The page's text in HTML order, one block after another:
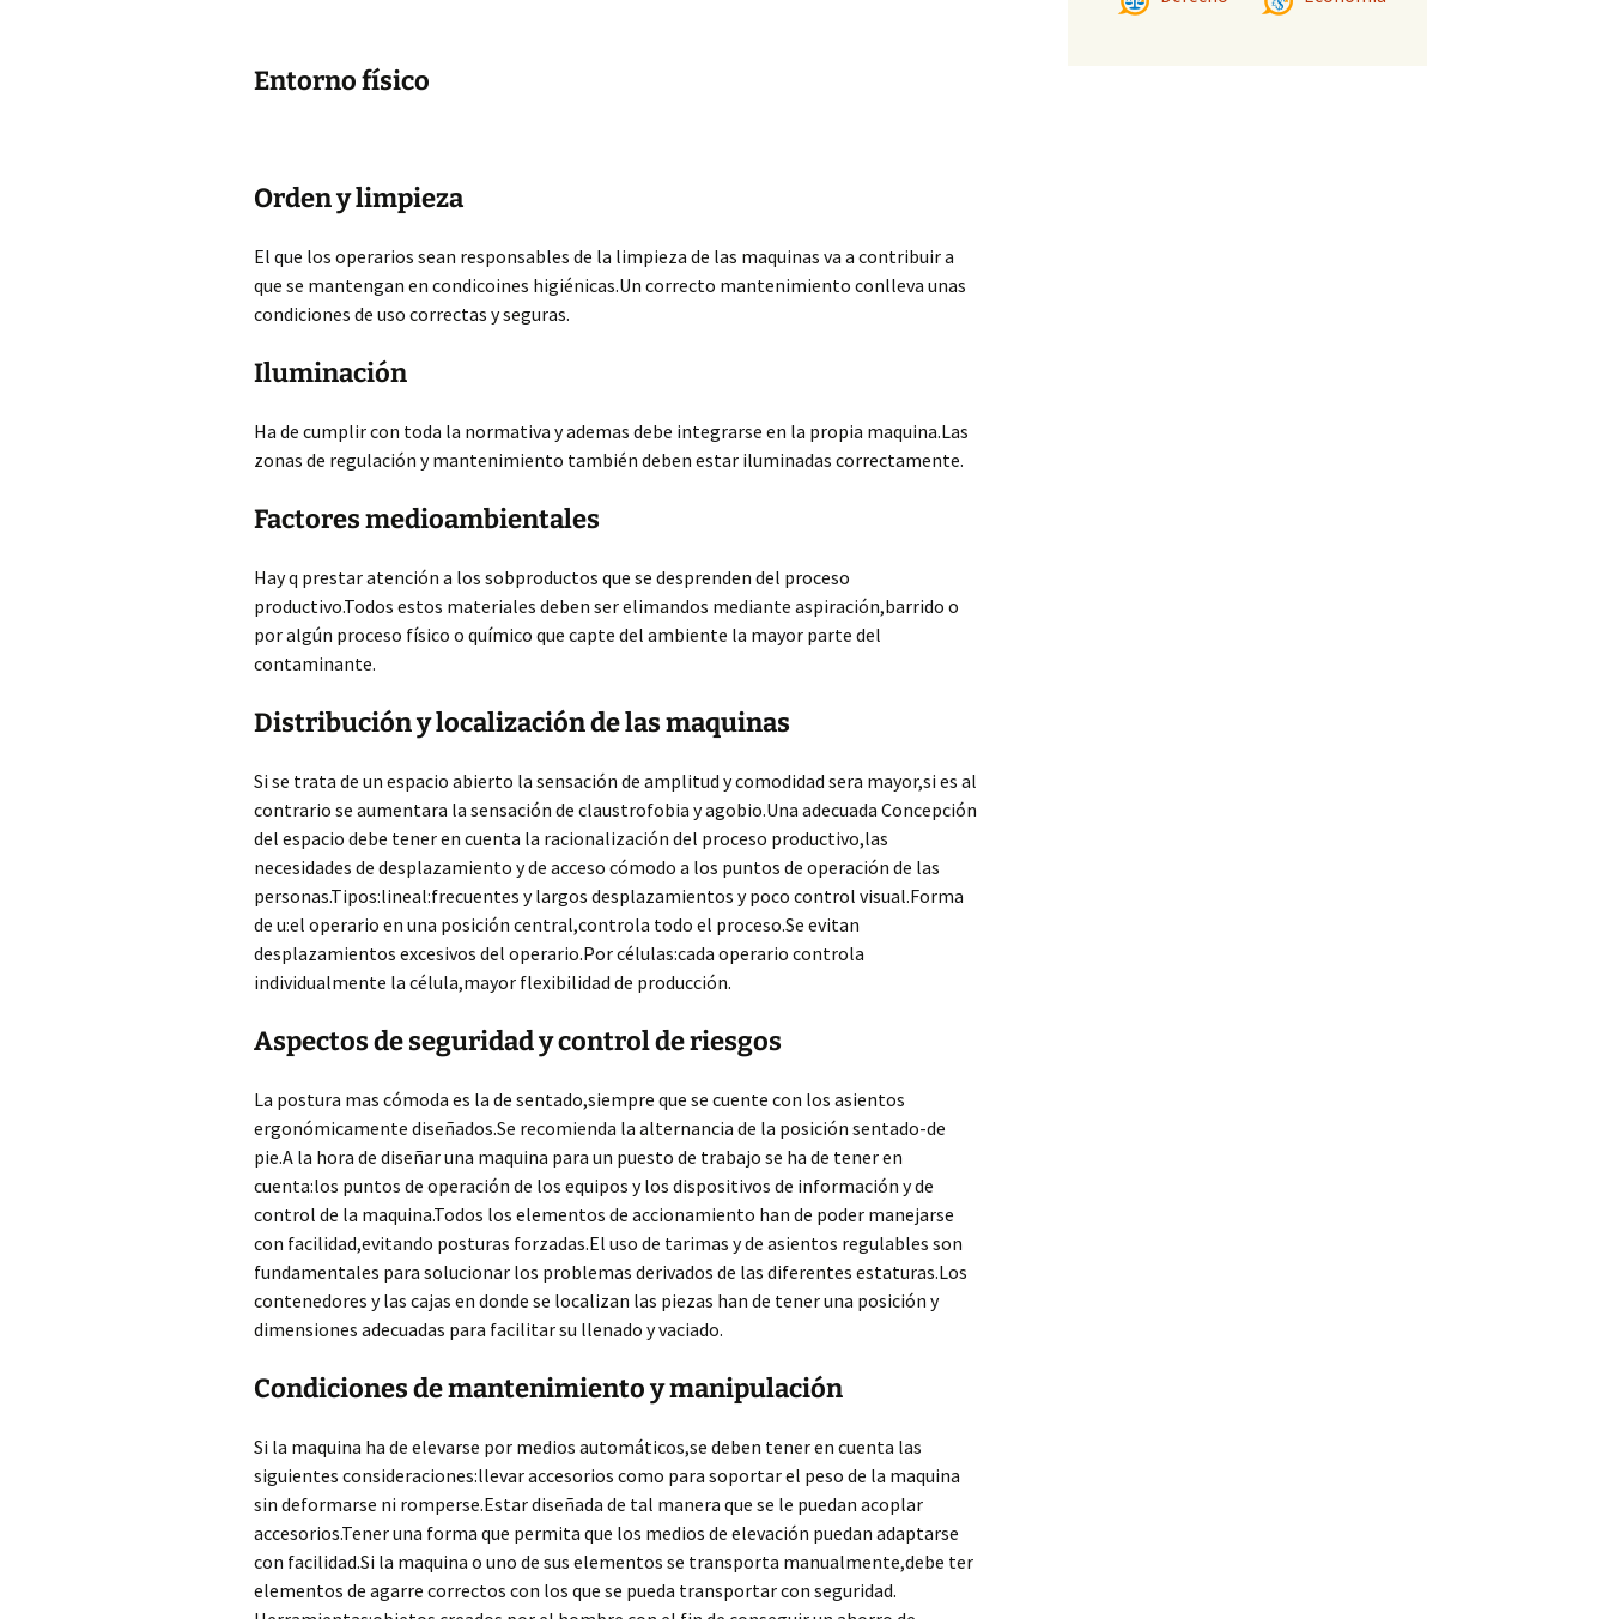
Entorno físico
Orden y limpieza
El que los operarios sean responsables de la limpieza de las maquinas va a contribuir a
que se mantengan en condicoines higiénicas.Un correcto mantenimiento conlleva unas
condiciones de uso correctas y seguras.
Iluminación
Ha de cumplir con toda la normativa y ademas debe integrarse en la propia maquina.Las
zonas de regulación y mantenimiento también deben estar iluminadas correctamente.
Factores medioambientales
Hay q prestar atención a los sobproductos que se desprenden del proceso
productivo.Todos estos materiales deben ser elimandos mediante aspiración,barrido o
por algún proceso físico o químico que capte del ambiente la mayor parte del
contaminante.
Distribución y localización de las maquinas
Si se trata de un espacio abierto la sensación de amplitud y comodidad sera mayor,si es al
contrario se aumentara la sensación de claustrofobia y agobio.Una adecuada Concepción
del espacio debe tener en cuenta la racionalización del proceso productivo,las
necesidades de desplazamiento y de acceso cómodo a los puntos de operación de las
personas.Tipos:lineal:frecuentes y largos desplazamientos y poco control visual.Forma
de u:el operario en una posición central,controla todo el proceso.Se evitan
desplazamientos excesivos del operario.Por células:cada operario controla
individualmente la célula,mayor flexibilidad de producción.
Aspectos de seguridad y control de riesgos
La postura mas cómoda es la de sentado,siempre que se cuente con los asientos
ergonómicamente diseñados.Se recomienda la alternancia de la posición sentado-de
pie.A la hora de diseñar una maquina para un puesto de trabajo se ha de tener en
cuenta:los puntos de operación de los equipos y los dispositivos de información y de
control de la maquina.Todos los elementos de accionamiento han de poder manejarse
con facilidad,evitando posturas forzadas.El uso de tarimas y de asientos regulables son
fundamentales para solucionar los problemas derivados de las diferentes estaturas.Los
contenedores y las cajas en donde se localizan las piezas han de tener una posición y
dimensiones adecuadas para facilitar su llenado y vaciado.
Condiciones de mantenimiento y manipulación
Si la maquina ha de elevarse por medios automáticos,se deben tener en cuenta las
siguientes consideraciones:llevar accesorios como para soportar el peso de la maquina
sin deformarse ni romperse.Estar diseñada de tal manera que se le puedan acoplar
accesorios.Tener una forma que permita que los medios de elevación puedan adaptarse
con facilidad.Si la maquina o uno de sus elementos se transporta manualmente,debe ter
elementos de agarre correctos con los que se pueda transportar con seguridad.